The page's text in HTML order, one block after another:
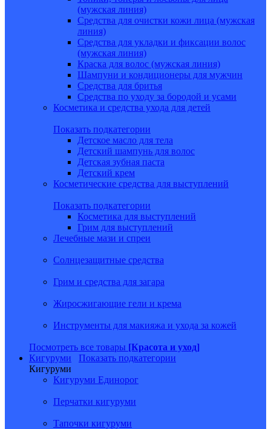
(мужская линия)
Средства для очистки кожи лица (мужская
линия)
Средства для укладки и фиксации волос
(мужская линия)
Краска для волос (мужская линия)
Шампуни и кондиционеры для мужчин
Средства для бритья
Средства по уходу за бородой и усами
Косметика и средства ухода для детей
Показать подкатегории
Детское масло для тела
Детский шампунь для волос
Детская зубная паста
Детский крем
Косметические средства для выступлений
Показать подкатегории
Косметика для выступлений
Грим для выступлений
Лечебные мази и спреи
Солнцезащитные средства
Грим и средства для загара
Жиросжигающие гели и крема
Инструменты для макияжа и ухода за кожей
Посмотреть все товары [Красота и уход]
Кигуруми
Показать подкатегории
Кигуруми
Кигуруми Единорог
Перчатки кигуруми
Тапочки кигуруми